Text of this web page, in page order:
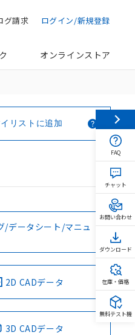
ログイン/新規登録
グ請求
オンラインストア
リストに追加
/データシート/マニュ
2D CADデータ
3D CADデータ
FAQ
チャット
お問い合わせ
ダウンロード
在庫・価格
無料テスト機